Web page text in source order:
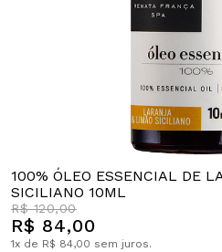
100% ÓLEO ESSENCIAL DE
SICILIANO 10ML
R$ 120,00
R$ 84,00
1x de R$ 84,00 sem juros.